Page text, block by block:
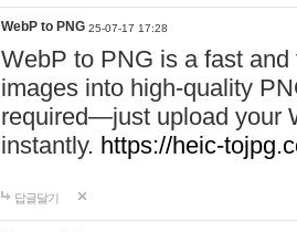
WebP to PNG 25-07-17 17:28
WebP to PNG is a fast
images into high-quality
required—just upload your
instantly. https://heic-
답글달기